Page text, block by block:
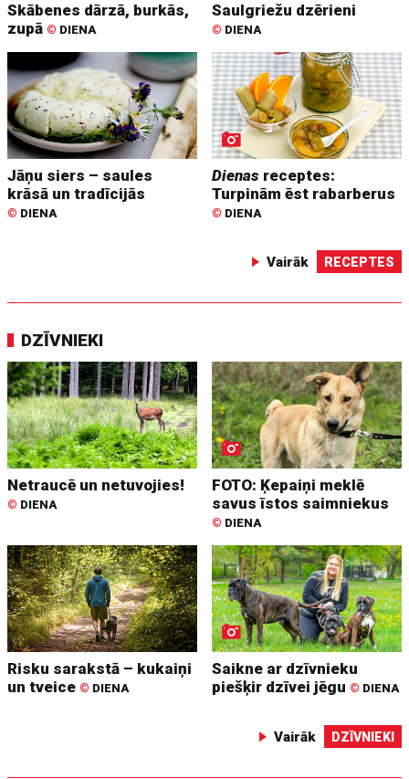
Skābenes dārzā, burkās,
zupā © DIENA
Saulgriežu dzērieni
© DIENA
Jāņu siers – saules
krāsā un tradīcijās
© DIENA
Dienas receptes:
Turpinām ēst rabarberus
© DIENA
Vairāk RECEPTES
DZĪVNIEKI
Netraucē un netuvojies!
© DIENA
FOTO: Ķepaiņi meklē
savus īstos saimniekus
© DIENA
Risku sarakstā – kukaiņi
un tveice © DIENA
Saikne ar dzīvnieku
piešķir dzīvei jēgu © DIENA
Vairāk DZĪVNIEKI